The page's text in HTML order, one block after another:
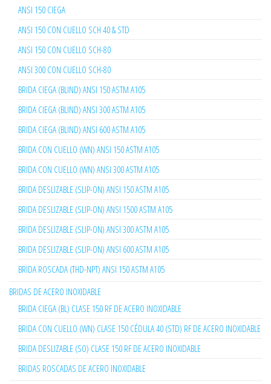
ANSI 150 CIEGA
ANSI 150 CON CUELLO SCH 40 & STD
ANSI 150 CON CUELLO SCH-80
ANSI 300 CON CUELLO SCH-80
BRIDA CIEGA (BLIND) ANSI 150 ASTM A105
BRIDA CIEGA (BLIND) ANSI 300 ASTM A105
BRIDA CIEGA (BLIND) ANSI 600 ASTM A105
BRIDA CON CUELLO (WN) ANSI 150 ASTM A105
BRIDA CON CUELLO (WN) ANSI 300 ASTM A105
BRIDA DESLIZABLE (SLIP-ON) ANSI 150 ASTM A105
BRIDA DESLIZABLE (SLIP-ON) ANSI 1500 ASTM A105
BRIDA DESLIZABLE (SLIP-ON) ANSI 300 ASTM A105
BRIDA DESLIZABLE (SLIP-ON) ANSI 600 ASTM A105
BRIDA ROSCADA (THD-NPT) ANSI 150 ASTM A105
BRIDAS DE ACERO INOXIDABLE
BRIDA CIEGA (BL) CLASE 150 RF DE ACERO INOXIDABLE
BRIDA CON CUELLO (WN) CLASE 150 CÉDULA 40 (STD) RF DE ACERO INOXIDABLE
BRIDA DESLIZABLE (SO) CLASE 150 RF DE ACERO INOXIDABLE
BRIDAS ROSCADAS DE ACERO INOXIDABLE